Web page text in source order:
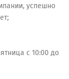
успешно
с 10:00 до